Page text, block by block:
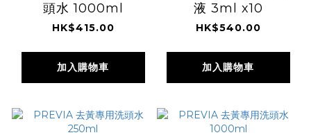
頭水 1000ml
HK$415.00
加入購物車
液 3ml x10
HK$540.00
加入購物車